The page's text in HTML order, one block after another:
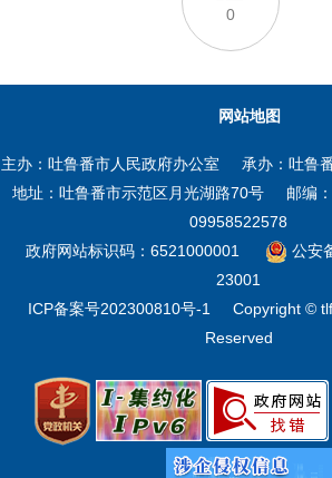
0
网站地图
主办：吐鲁番市人民政府办公室
承办：吐鲁
地址：吐鲁番市示范区月光湖路70号
邮编
09958522578
政府网站标识码：6521000001
公安
23001
ICP备案号202300810号-1
Copyright ©
Reserved